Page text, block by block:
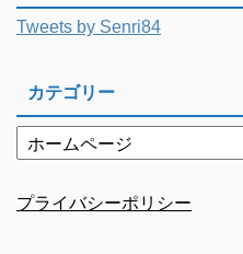
Tweets by Senri84
カテゴリー
プライバシーポリシー